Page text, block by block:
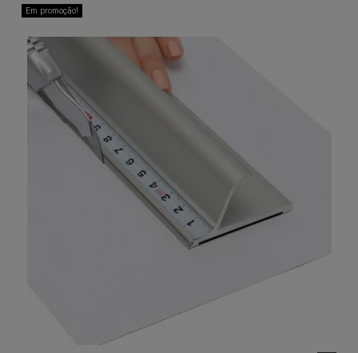
Em promoção!